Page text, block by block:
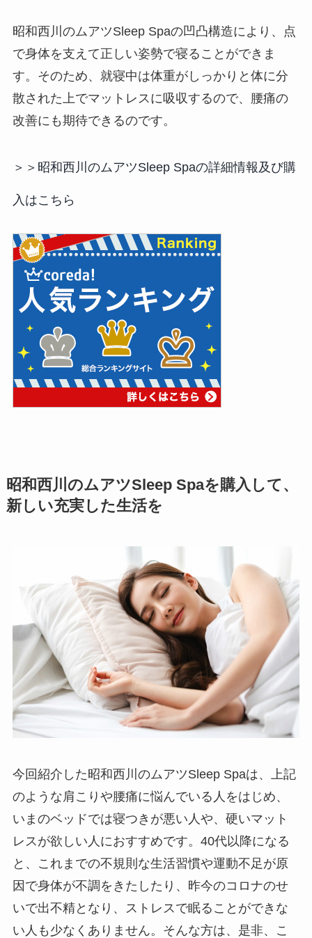
昭和西川のムアツSleep Spaの凹凸構造により、点
で身体を支えて正しい姿勢で寝ることができま
す。そのため、就寝中は体重がしっかりと体に分
散された上でマットレスに吸収するので、腰痛の
改善にも期待できるのです。
＞＞昭和西川のムアツSleep Spaの詳細情報及び購
入はこちら
昭和西川のムアツSleep Spaを購入して、
新しい充実した生活を
今回紹介した昭和西川のムアツSleep Spaは、上記
のような肩こりや腰痛に悩んでいる人をはじめ、
いまのベッドでは寝つきが悪い人や、硬いマット
レスが欲しい人におすすめです。40代以降になる
と、これまでの不規則な生活習慣や運動不足が原
因で身体が不調をきたしたり、昨今のコロナのせ
いで出不精となり、ストレスで眠ることができな
い人も少なくありません。そんな方は、是非、こ